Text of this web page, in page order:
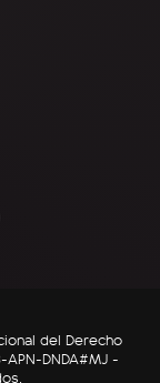
del Derecho
APN-DNDA#MJ -